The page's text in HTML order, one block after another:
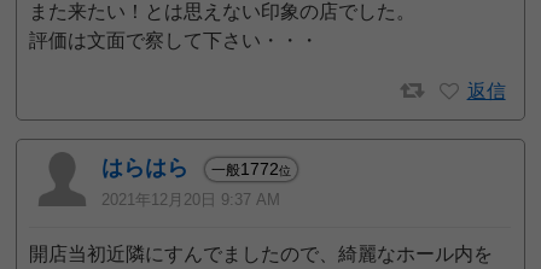
また来たい！とは思えない印象の店でした。
評価は文面で察して下さい・・・
返信
はらはら 一般1772位
2021年12月20日 9:37 AM
開店当初近隣にすんでましたので、綺麗なホール内を